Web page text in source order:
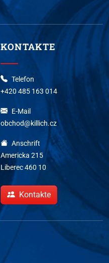
KONTAKTE
Telefon
+420 485 163 014
E-Mail
obchod@killich.cz
Anschrift
Americka 215
Liberec 460 10
Kontakte